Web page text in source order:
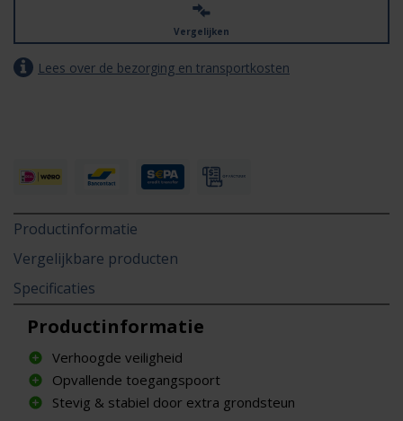
Vergelijken
Lees over de bezorging en transportkosten
Productinformatie
Vergelijkbare producten
Specificaties
Productinformatie
Verhoogde veiligheid
Opvallende toegangspoort
Stevig & stabiel door extra grondsteun